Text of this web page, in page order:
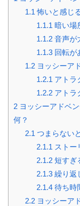
1.1 怖いと感じ
1.1.1 暗い場
1.1.2音声が
1.1.3回転が
1.2ヨッシーア
1.2.1 アトラ
1.2.2アトラ
2 ヨッシーアドベ
何？
2.1 つまらない
2.1.1 ストー
2.1.2短すぎ
2.1.3繰り返
2.1.4待ち時
2.2ヨッシーア